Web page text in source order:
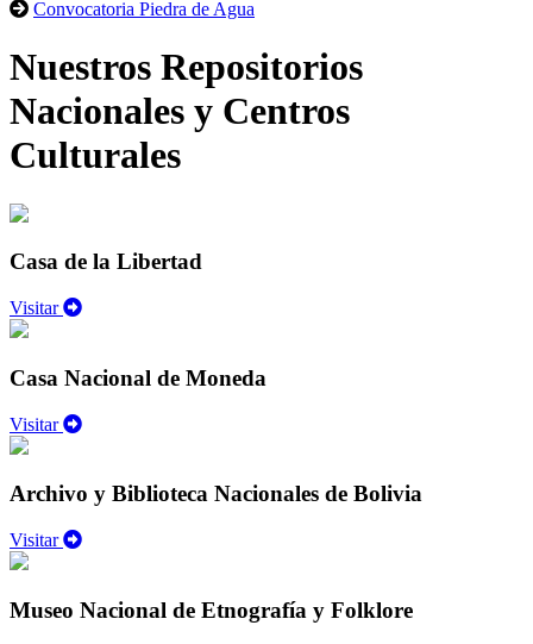
Convocatoria Piedra de Agua
Nuestros Repositorios
Nacionales y Centros
Culturales
Casa de la Libertad
Visitar
Casa Nacional de Moneda
Visitar
Archivo y Biblioteca Nacionales de Bolivia
Visitar
Museo Nacional de Etnografía y Folklore